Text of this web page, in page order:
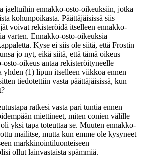
jaeltuihin ennakko-osto-oikeuksiin, jotka
kohunpoikasta. Päättäjäisissä siis
voivat rekisteröidä itselleen ennakko-
varten. Ennakko-osto-oikeuksia
Kyse ei siis ole siitä, että Frostin
jo nyt, eikä siitä, että tämä oikeus
oikeus antaa rekisteröityneelle
yhden (1) lipun itselleen viikkoa ennen
tiedotettiin vasta päättäjäisissä, kun
ratkesi vasta pari tuntia ennen
miettineet, miten conien välille
yksi tapa toteuttaa se. Muuten ennakko-
mailitse, mutta kun emme ole kysyneet
markkinointiluonteiseen
ollut lainvastaista spämmiä.